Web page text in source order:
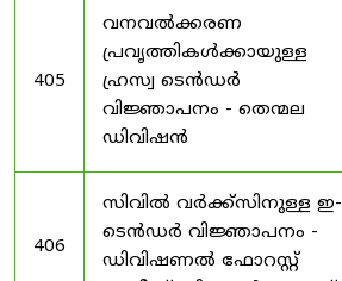
405
വനവൽക്കരണ
പ്രവൃത്തികൾക്കായുള്ള
ഹ്രസ്വ ടെൻഡർ
വിജ്ഞാപനം - തെന്മല
ഡിവിഷൻ
406
സിവിൽ വർക്ക്സിനുള്ള ഇ-
ടെൻഡർ വിജ്ഞാപനം -
ഡിവിഷണൽ ഫോറസ്റ്റ്